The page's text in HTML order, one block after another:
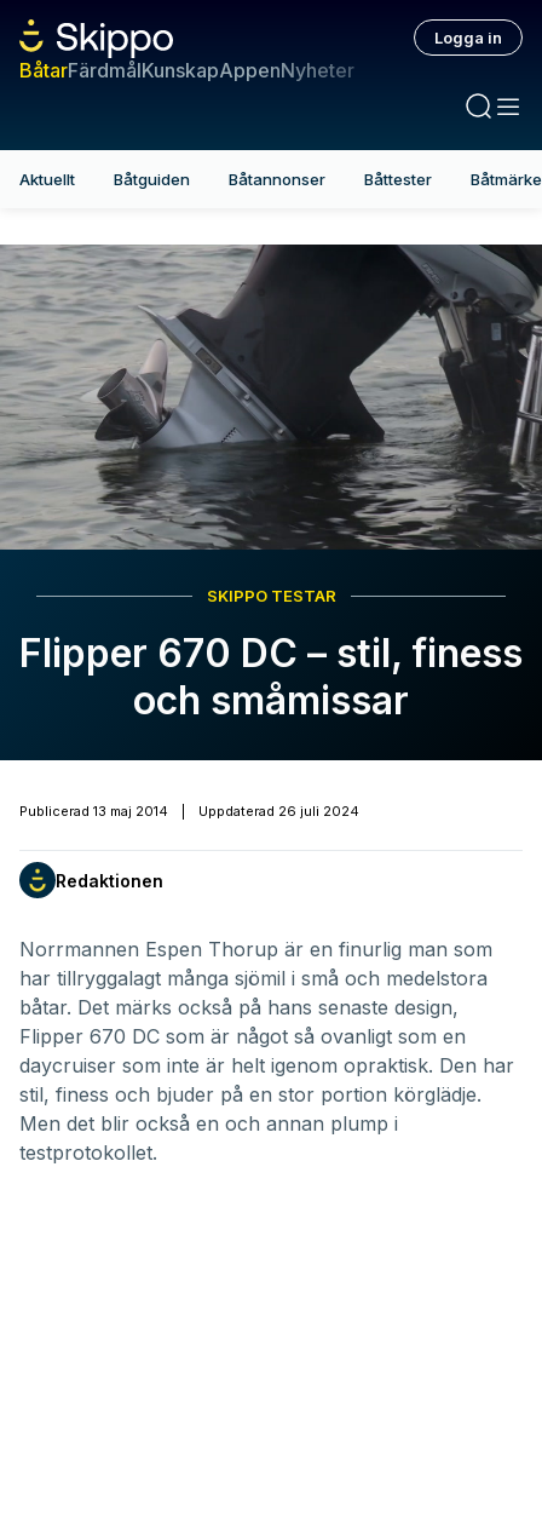
BåtarFärdmålKunskapAppenNyheter
Logga in
Aktuellt Båtguiden Båtannonser Båttester
SKIPPO TESTAR
Flipper 670 DC – stil, finess
och småmissar
Publicerad 13 maj 2014 Uppdaterad 26 juli 2024
Redaktionen
Norrmannen Espen Thorup är en finurlig man som
har tillryggalagt många sjömil i små och medelstora
båtar. Det märks också på hans senaste design,
Flipper 670 DC som är något så ovanligt som en
daycruiser som inte är helt igenom opraktisk. Den har
stil, finess och bjuder på en stor portion körglädje.
Men det blir också en och annan plump i
testprotokollet.